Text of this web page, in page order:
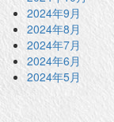
2024年9月
2024年8月
2024年7月
2024年6月
2024年5月